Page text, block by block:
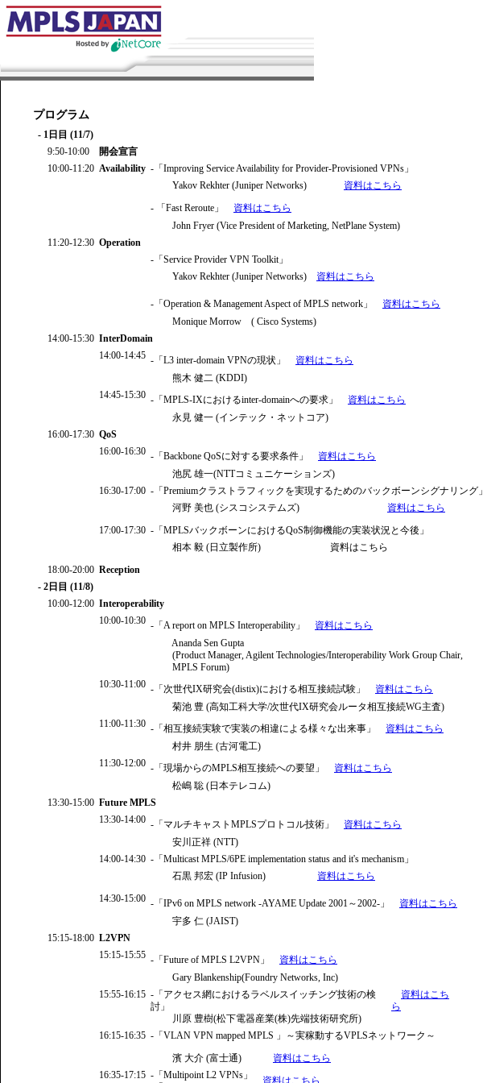
プログラム
- 1日目 (11/7)
9:50-10:00
開会宣言
10:00-11:20 Availability -「Improving Service Availability for Provider-Provisioned VPNs」
Yakov Rekhter (Juniper Networks)
資料はこちら
- 「Fast Reroute」
資料はこちら
John Fryer (Vice President of Marketing, NetPlane System)
11:20-12:30 Operation
-「Service Provider VPN Toolkit」
Yakov Rekhter (Juniper Networks)
資料はこちら
-「Operation & Management Aspect of MPLS network」
資料はこちら
Monique Morrow ( Cisco Systems)
14:00-15:30 InterDomain
14:00-14:45 -「L3 inter-domain VPNの現状」
資料はこちら
熊木 健二 (KDDI)
14:45-15:30 -「MPLS-IXにおけるinter-domainへの要求」
資料はこちら
永見 健一 (インテック・ネットコア)
16:00-17:30 QoS
16:00-16:30 -「Backbone QoSに対する要求条件」
資料はこちら
池尻 雄一(NTTコミュニケーションズ)
16:30-17:00 -「Premiumクラストラフィックを実現するためのバックボーンシグナリング」
河野 美也 (シスコシステムズ)
資料はこちら
17:00-17:30 -「MPLSバックボーンにおけるQoS制御機能の実装状況と今後」
相本 毅 (日立製作所)
資料はこちら
18:00-20:00 Reception
- 2日目 (11/8)
10:00-12:00 Interoperability
10:00-10:30 -「A report on MPLS Interoperability」
資料はこちら
Ananda Sen Gupta
(Product Manager, Agilent Technologies/Interoperability Work Group Chair,
MPLS Forum)
10:30-11:00 -「次世代IX研究会(distix)における相互接続試験」
資料はこちら
菊池 豊 (高知工科大学/次世代IX研究会ルータ相互接続WG主査)
11:00-11:30 -「相互接続実験で実装の相違による様々な出来事」
資料はこちら
村井 朋生 (古河電工)
11:30-12:00 -「現場からのMPLS相互接続への要望」
資料はこちら
松嶋 聡 (日本テレコム)
13:30-15:00 Future MPLS
13:30-14:00 -「マルチキャストMPLSプロトコル技術」
資料はこちら
安川正祥 (NTT)
14:00-14:30 -「Multicast MPLS/6PE implementation status and it's mechanism」
石黒 邦宏 (IP Infusion)
資料はこちら
14:30-15:00 -「IPv6 on MPLS network -AYAME Update 2001～2002-」
資料はこちら
宇多 仁 (JAIST)
15:15-18:00 L2VPN
15:15-15:55 -「Future of MPLS L2VPN」
資料はこちら
Gary Blankenship(Foundry Networks, Inc)
15:55-16:15 -「アクセス網におけるラベルスイッチング技術の検
討」
資料はこち
ら
川原 豊樹(松下電器産業(株)先端技術研究所)
16:15-16:35 -「VLAN VPN mapped MPLS 」～実稼動するVPLSネットワーク～
濱 大介 (富士通) 資料はこちら
16:35-17:15 -「Multipoint L2 VPNs」
資料はこちら